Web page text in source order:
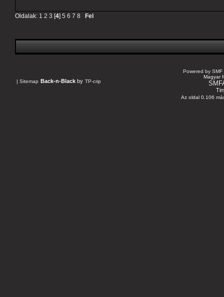
Oldalak: 1 2 3 [4] 5 6 7 8 Fel
| Sitemap Back-n-Black by TP-crip
Powered by SMF
Magyar
Az oldal 0.106